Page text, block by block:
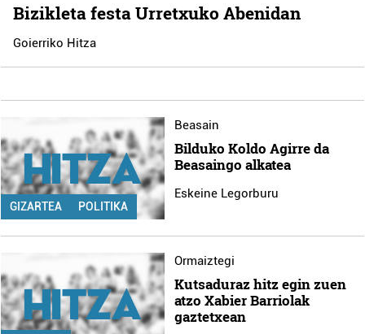
Bizikleta festa Urretxuko Abenidan
Goierriko Hitza
GIZARTEA POLITIKA
Beasain
Bilduko Koldo Agirre da
Beasaingo alkatea
Eskeine Legorburu
Ormaiztegi
Kutsaduraz hitz egin zuen
atzo Xabier Barriolak
gaztetxean